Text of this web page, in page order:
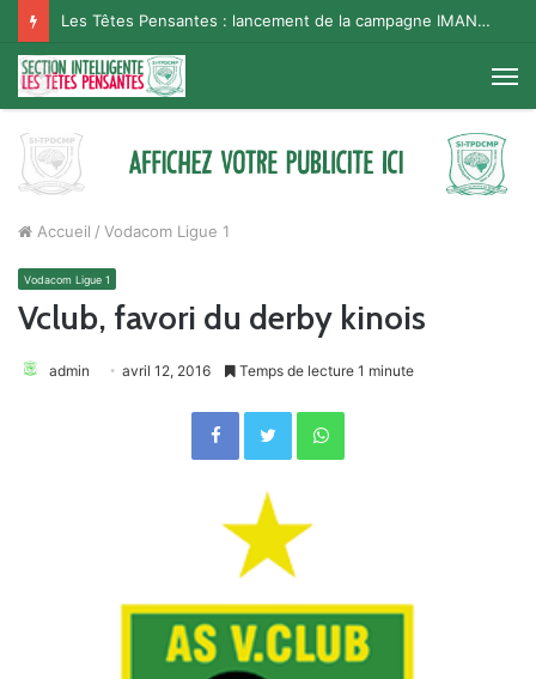
Les Têtes Pensantes : lancement de la campagne IMANA na BISO, Supporter Telema
Accueil / Vodacom Ligue 1
Vodacom Ligue 1
Vclub, favori du derby kinois
admin avril 12, 2016 Temps de lecture 1 minute
FacebookTwitterWhatsApp